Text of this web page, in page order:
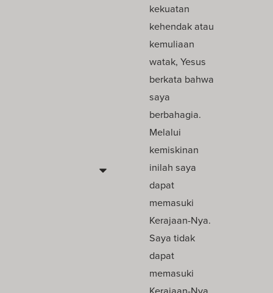
kekuatan
kehendak atau
kemuliaan
watak, Yesus
berkata bahwa
saya
berbahagia.
Melalui
kemiskinan
inilah saya
dapat
memasuki
Kerajaan-Nya.
Saya tidak
dapat
memasuki